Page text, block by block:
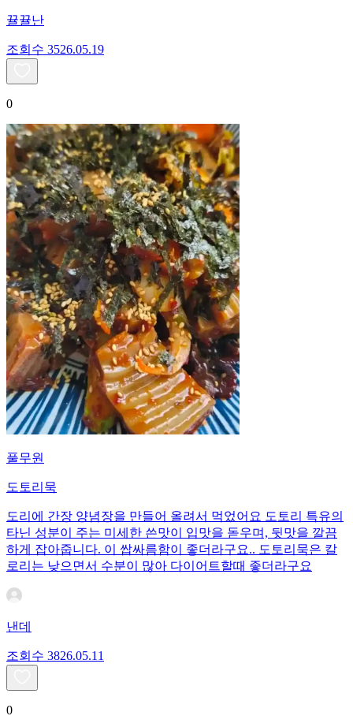
뀰뀰난
조회수 3526.05.19
0
풀무원
도토리묵
도리에 간장 양념장을 만들어 올려서 먹었어요 도토리 특유의
타닌 성분이 주는 미세한 쓴맛이 입맛을 돋우며, 뒷맛을 깔끔
하게 잡아줍니다. 이 쌉싸름함이 좋더라구요.. 도토리묵은 칼
로리는 낮으면서 수분이 많아 다이어트할때 좋더라구요
낸데
조회수 3826.05.11
0